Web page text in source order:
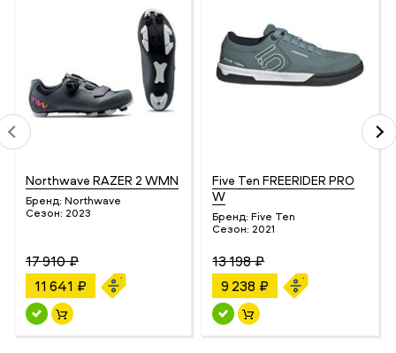
Northwave RAZER 2 WMN
Бренд: Northwave
Сезон: 2023
17 910 ₽
11 641 ₽
Five Ten FREERIDER PRO
W
Бренд: Five Ten
Сезон: 2021
13 198 ₽
9 238 ₽